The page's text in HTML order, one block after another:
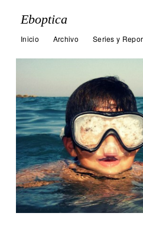
Eboptica
Inicio Archivo Series y